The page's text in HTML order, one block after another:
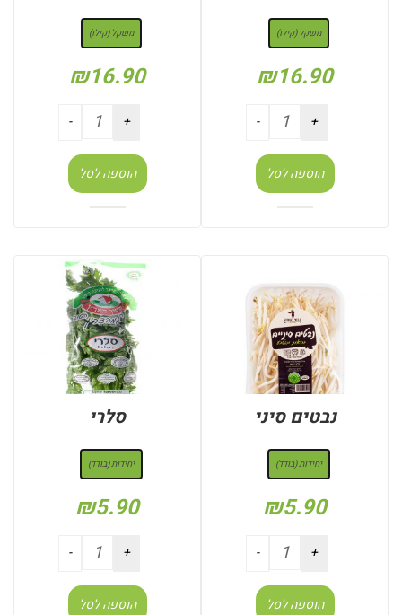
משקל (קילו)
₪16.90
הוספה לסל
משקל (קילו)
₪16.90
הוספה לסל
נבטים סיני
יחידות (בודד)
₪5.90
הוספה לסל
סלרי
יחידות (בודד)
₪5.90
הוספה לסל